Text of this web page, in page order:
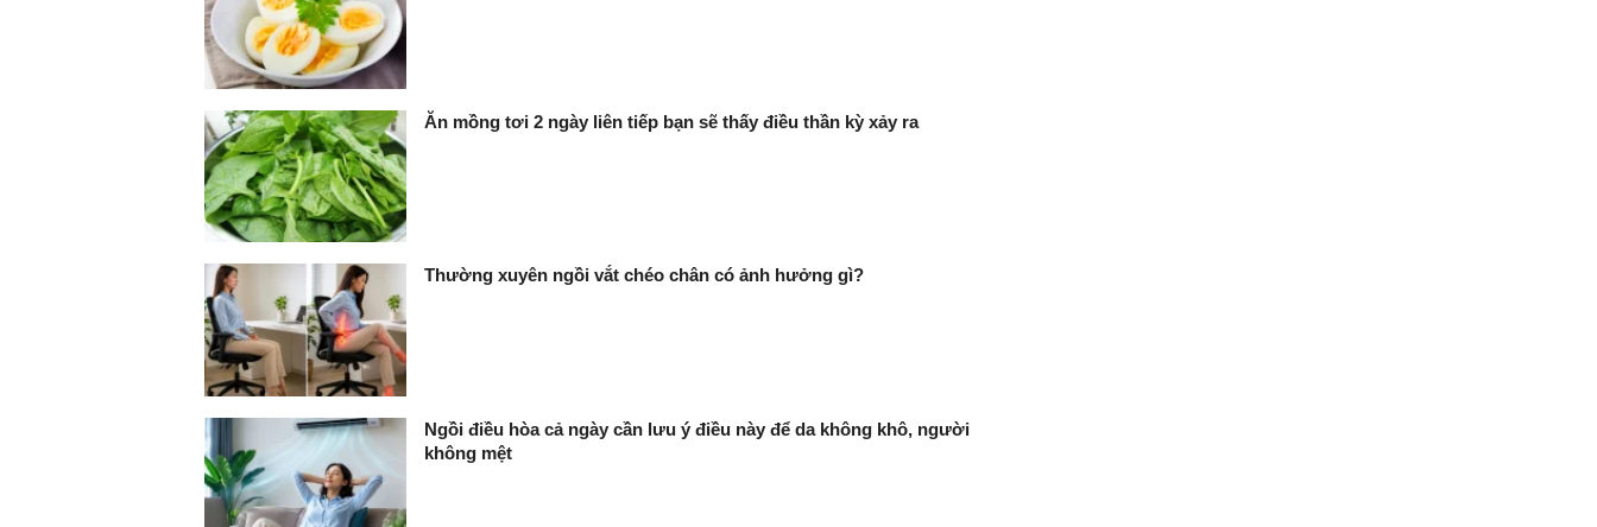
Ăn mồng tơi 2 ngày liên tiếp bạn sẽ thấy điều thần kỳ xảy ra
Thường xuyên ngồi vắt chéo chân có ảnh hưởng gì?
Ngồi điều hòa cả ngày cần lưu ý điều này để da không khô, người
không mệt